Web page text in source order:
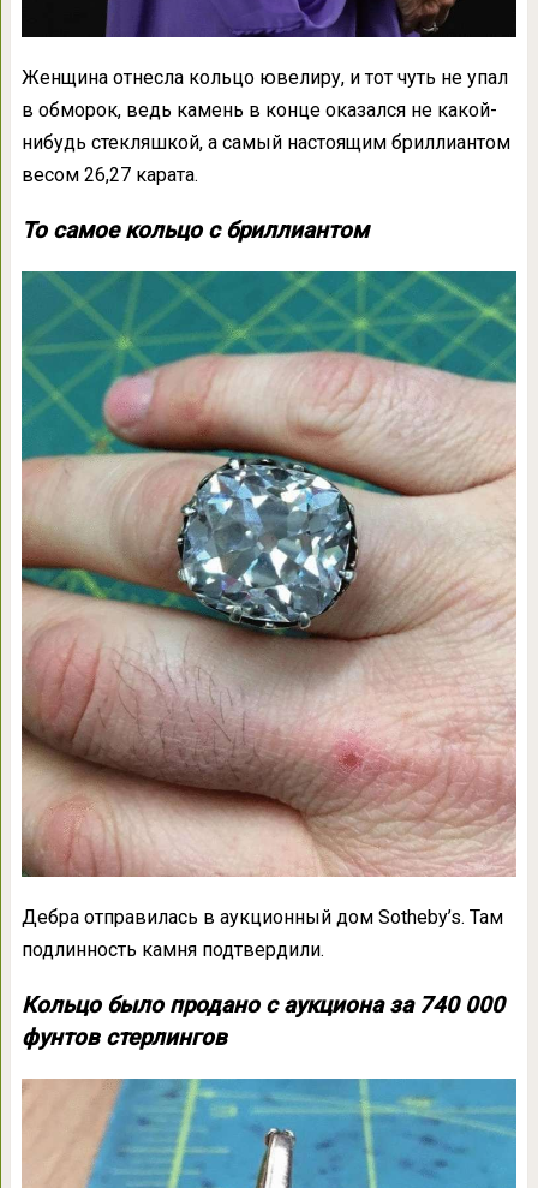
Женщина отнесла кольцо ювелиру, и тот чуть не упал
в обморок, ведь камень в конце оказался не какой-
нибудь стекляшкой, а самый настоящим бриллиантом
весом 26,27 карата.
То самое кольцо с бриллиантом
Дебра отправилась в аукционный дом Sotheby’s. Там
подлинность камня подтвердили.
Кольцо было продано с аукциона за 740 000
фунтов стерлингов